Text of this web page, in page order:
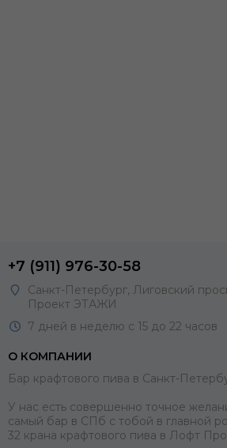
+7 (911) 976-30-58
Санкт-Петербург, Лиговский
Проект ЭТАЖИ
7 дней в неделю с 15 до 22 часов
О КОМПАНИИ
Бар крафтового пива в Санкт-
У нас есть совершенно точное
самый бар в СПб с тобой в главной
32 крана крафтового пива в Лофт